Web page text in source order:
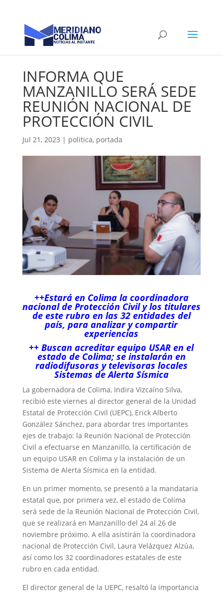
INFORMA QUE
MANZANILLO SERÁ SEDE
REUNIÓN NACIONAL DE
PROTECCIÓN CIVIL
Jul 21, 2023 | politica, portada
++Estará en Colima la coordinadora
nacional de Protección Civil y los titulares
de este rubro en las 32 entidades del
país, para analizar y compartir
experiencias
++ Buscan acreditar equipo USAR en el
estado de Colima; se instalarán en
radiodifusoras y televisoras locales
Sistemas de Alerta Sísmica
La gobernadora de Colima, Indira Vizcaíno Silva,
recibió este viernes al director general de la Unidad
Estatal de Protección Civil (UEPC), Erick Alberto
González Sánchez, para abordar tres importantes
ejes de trabajo: la Reunión Nacional de Protección
Civil a efectuarse en Manzanillo, la certificación de
un equipo USAR en Colima y la instalación de un
Sistema de Alerta Sísmica en la entidad.
En un primer momento, se presentó a la mandataria
estatal que, por primera vez, el estado de Colima
será sede de la Reunión Nacional de Protección Civil,
que se realizará en Manzanillo del 24 al 26 de
noviembre próximo. A ella asistirán la coordinadora
nacional de Protección Civil, Laura Velázquez Alzúa,
así como los 32 coordinadores estatales de este
rubro en cada entidad.
El director general de la UEPC, resaltó la importancia